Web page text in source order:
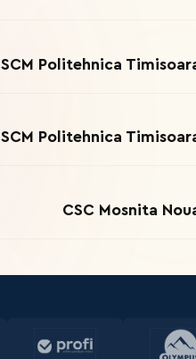
SCM Politehnica
SCM Politehnica
CSC Mosnita